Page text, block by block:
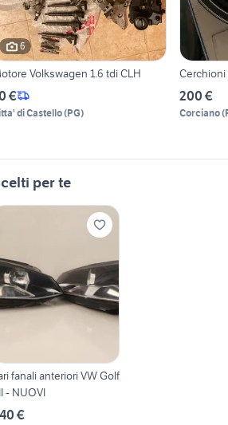
6
Volkswagen 1.6 tdi CLH
€
di Castello(PG)
Cerchioni
200 €
Corciano(
per te
fanali anteriori VW Golf
- NUOVI
€